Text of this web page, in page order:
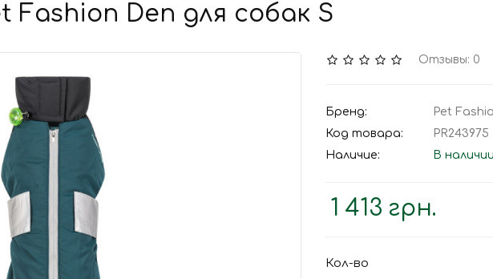
Fashion Den для собак S
Отзывы: 0
Бренд:
Pet
Код товара:
PR243975
Наличие:
В наличии
1 413 грн.
Кол-во